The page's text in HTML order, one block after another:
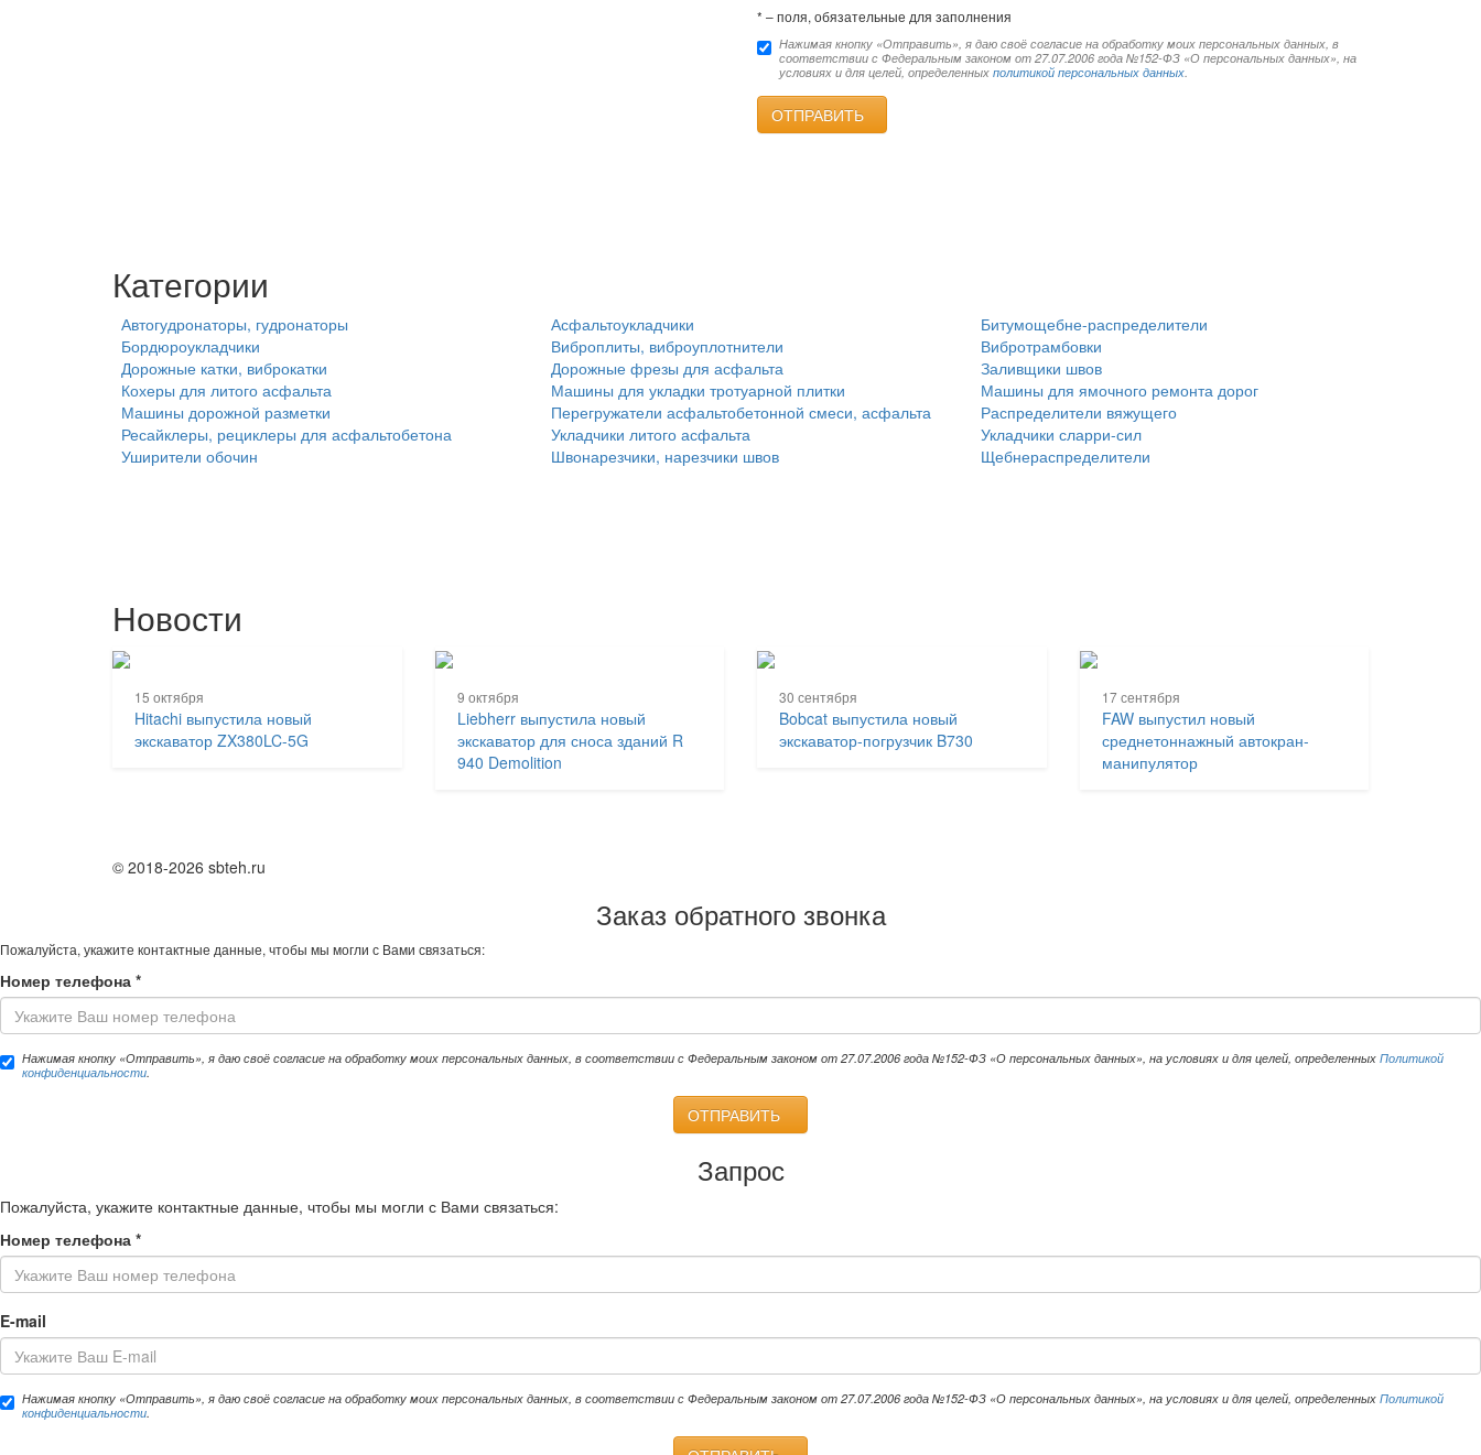
* – поля, обязательные для заполнения
Нажимая кнопку «Отправить», я даю своё согласие на обработку моих персональных данных, в
соответствии с Федеральным законом от 27.07.2006 года №152-ФЗ «О персональных данных», на
условиях и для целей, определенных политикой персональных данных.
ОТПРАВИТЬ
Категории
Автогудронаторы, гудронаторы Асфальтоукладчики
Битумощебне-распределители
Бордюроукладчики
Виброплиты, виброуплотнители
Вибротрамбовки
Дорожные катки, виброкатки
Дорожные фрезы для асфальта
Заливщики швов
Кохеры для литого асфальта
Машины для укладки тротуарной плитки
Машины для ямочного ремонта дорог
Машины дорожной разметки
Перегружатели асфальтобетонной смеси, асфальта
Распределители вяжущего
Ресайклеры, рециклеры для асфальтобетона
Укладчики литого асфальта
Укладчики сларри-сил
Уширители обочин
Швонарезчики, нарезчики швов Щебнераспределители
Новости
15 октября
Hitachi выпустила новый
экскаватор ZX380LC-5G
9 октября
Liebherr выпустила новый
экскаватор для сноса зданий R
940 Demolition
30 сентября
Bobcat выпустила новый
экскаватор-погрузчик B730
17 сентября
FAW выпустил новый
среднетоннажный автокран-
манипулятор
© 2018-2026 sbteh.ru
Заказ обратного звонка
Пожалуйста, укажите контактные данные, чтобы мы могли с Вами связаться:
Номер телефона *
Нажимая кнопку «Отправить», я даю своё согласие на обработку моих персональных данных, в соответствии с Федеральным законом от 27.07.2006 года №152-ФЗ «О персональных данных», на условиях и для целей, определенных Политикой
конфиденциальности.
ОТПРАВИТЬ
Запрос
Пожалуйста, укажите контактные данные, чтобы мы могли с Вами связаться:
Номер телефона *
E-mail
Нажимая кнопку «Отправить», я даю своё согласие на обработку моих персональных данных, в соответствии с Федеральным законом от 27.07.2006 года №152-ФЗ «О персональных данных», на условиях и для целей, определенных Политикой
конфиденциальности.